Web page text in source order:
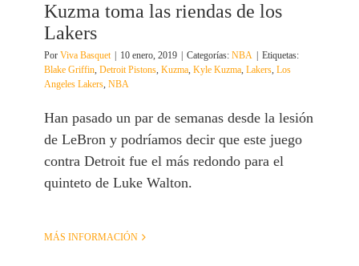
Kuzma toma las riendas de los
Lakers
Por Viva Basquet 10 enero, 2019 Categorías: NBA
Etiquetas:
Blake Griffin, Detroit Pistons, Kuzma, Kyle Kuzma, Lakers, Los
Angeles Lakers, NBA
Han pasado un par de semanas desde la lesión
de LeBron y podríamos decir que este juego
contra Detroit fue el más redondo para el
quinteto de Luke Walton.
MÁS INFORMACIÓN